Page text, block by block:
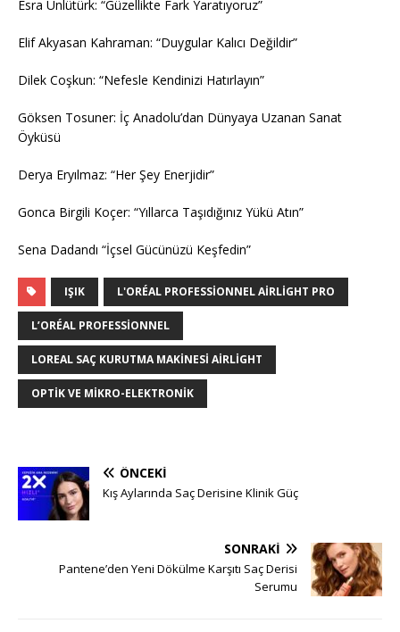
Esra Ünlütürk: “Güzellikte Fark Yaratıyoruz”
Elif Akyasan Kahraman: “Duygular Kalıcı Değildir”
Dilek Coşkun: “Nefesle Kendinizi Hatırlayın”
Göksen Tosuner: İç Anadolu’dan Dünyaya Uzanan Sanat
Öyküsü
Derya Eryılmaz: “Her Şey Enerjidir”
Gonca Birgili Koçer: “Yıllarca Taşıdığınız Yükü Atın”
Sena Dadandı “İçsel Gücünüzü Keşfedin”
IŞIK L'ORÉAL PROFESSIONNEL AIRLIGHT PRO
L’ORÉAL PROFESSIONNEL
LOREAL SAÇ KURUTMA MAKINESI AIRLIGHT
OPTIK VE MIKRO-ELEKTRONIK
ÖNCEKI
Kış Aylarında Saç Derisine Klinik Güç
SONRAKI
Pantene’den Yeni Dökülme Karşıtı Saç Derisi
Serumu